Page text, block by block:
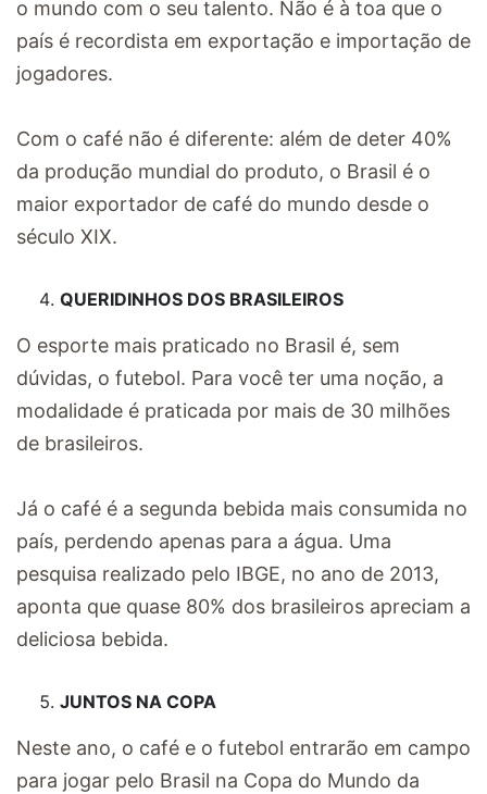
o mundo com o seu talento. Não é à toa que o
país é recordista em exportação e importação de
jogadores.
Com o café não é diferente: além de deter 40%
da produção mundial do produto, o Brasil é o
maior exportador de café do mundo desde o
século XIX.
QUERIDINHOS DOS BRASILEIROS
O esporte mais praticado no Brasil é, sem
dúvidas, o futebol. Para você ter uma noção, a
modalidade é praticada por mais de 30 milhões
de brasileiros.
Já o café é a segunda bebida mais consumida no
país, perdendo apenas para a água. Uma
pesquisa realizado pelo IBGE, no ano de 2013,
aponta que quase 80% dos brasileiros apreciam a
deliciosa bebida.
JUNTOS NA COPA
Neste ano, o café e o futebol entrarão em campo
para jogar pelo Brasil na Copa do Mundo da